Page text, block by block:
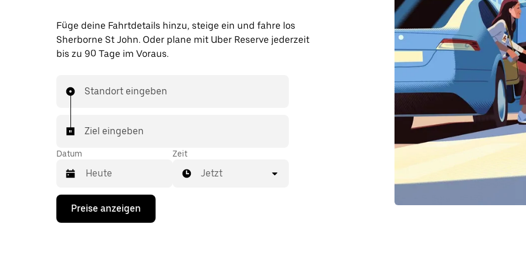
Füge deine Fahrtdetails hinzu, steige ein und fahre los
Sherborne St John. Oder plane mit Uber Reserve jederzeit
bis zu 90 Tage im Voraus.
Standort eingeben
Ziel eingeben
Datum
Drücke
Nach-
Zeit
Jetzt
Preise anzeigen